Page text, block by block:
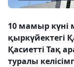
10 мамыр күні
қыркүйектегі
Қасиетті Тақ
туралы